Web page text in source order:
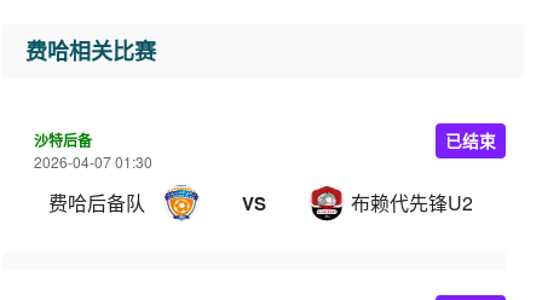
费哈相关比赛
沙特后备
2026-04-07 01:30
费哈后备队 VS 布赖代先锋U21
已结束